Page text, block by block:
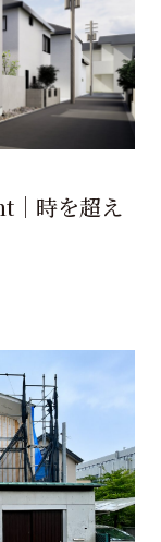
｜時を超え